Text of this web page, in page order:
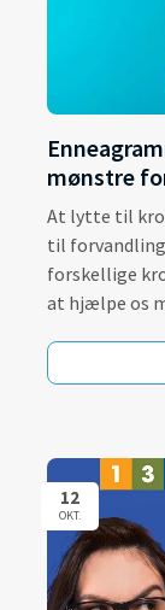
mønstre
At lytte til
til
forskellige
at hjælpe os
12
OKT.